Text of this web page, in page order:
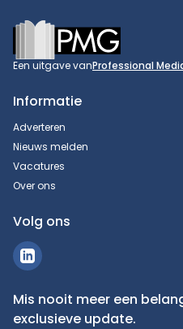
Footer
Een uitgave vanProfessional
Informatie
Adverteren
Nieuws melden
Vacatures
Over ons
Volg ons
Mis nooit meer een
exclusieve update.